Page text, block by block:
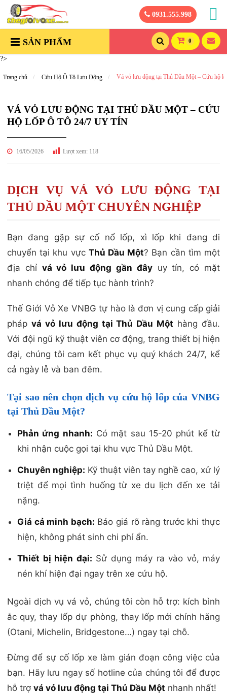
0931.555.998
SẢN PHẨM 0
?>
Trang chủ Cứu Hộ Ô Tô Lưu Động Vá vỏ lưu động tại Thủ Dầu Một – Cứu hộ
VÁ VỎ LƯU ĐỘNG TẠI THỦ DẦU MỘT – CỨU
HỘ LỐP Ô TÔ 24/7 UY TÍN
16/05/2026 Lượt xem: 118
DỊCH VỤ VÁ VỎ LƯU ĐỘNG TẠI
THỦ DẦU MỘT CHUYÊN NGHIỆP
Bạn đang gặp sự cố nổ lốp, xì lốp khi đang di
chuyển tại khu vực Thủ Dầu Một? Bạn cần tìm một
địa chỉ vá vỏ lưu động gần đâyuy tín, có mặt
nhanh chóng để tiếp tục hành trình?
Thế Giới Vỏ Xe VNBG tự hào là đơn vị cung cấp giải
pháp vá vỏ lưu động tại Thủ Dầu Một hàng đầu.
Với đội ngũ kỹ thuật viên cơ động, trang thiết bị hiện
đại, chúng tôi cam kết phục vụ quý khách 24/7, kể
cả ngày lễ và ban đêm.
Tại sao nên chọn dịch vụ cứu hộ lốp của VNBG
tại Thủ Dầu Một?
Phản ứng nhanh: Có mặt sau 15-20 phút kể từ
khi nhận cuộc gọi tại khu vực Thủ Dầu Một.
Chuyên nghiệp: Kỹ thuật viên tay nghề cao, xử lý
triệt để mọi tình huống từ xe du lịch đến xe tải
nặng.
Giá cả minh bạch: Báo giá rõ ràng trước khi thực
hiện, không phát sinh chi phí ẩn.
Thiết bị hiện đại: Sử dụng máy ra vào vỏ, máy
nén khí hiện đại ngay trên xe cứu hộ.
Ngoài dịch vụ vá vỏ, chúng tôi còn hỗ trợ: kích bình
ắc quy, thay lốp dự phòng, thay lốp mới chính hãng
(Otani, Michelin, Bridgestone…) ngay tại chỗ.
Đừng để sự cố lốp xe làm gián đoạn công việc của
bạn. Hãy lưu ngay số hotline của chúng tôi để được
hỗ trợ vá vỏ lưu động tại Thủ Dầu Một nhanh nhất!